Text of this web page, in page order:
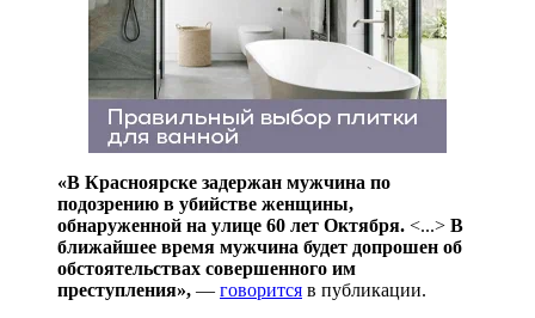
«В Красноярске задержан мужчина по
подозрению в убийстве женщины,
обнаруженной на улице 60 лет Октября. <...> В
ближайшее время мужчина будет допрошен об
обстоятельствах совершенного им
преступления», — говорится в публикации.